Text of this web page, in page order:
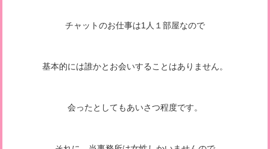
チャットのお仕事は1人１部屋なので
基本的には誰かとお会いすることはありません。
会ったとしてもあいさつ程度です。